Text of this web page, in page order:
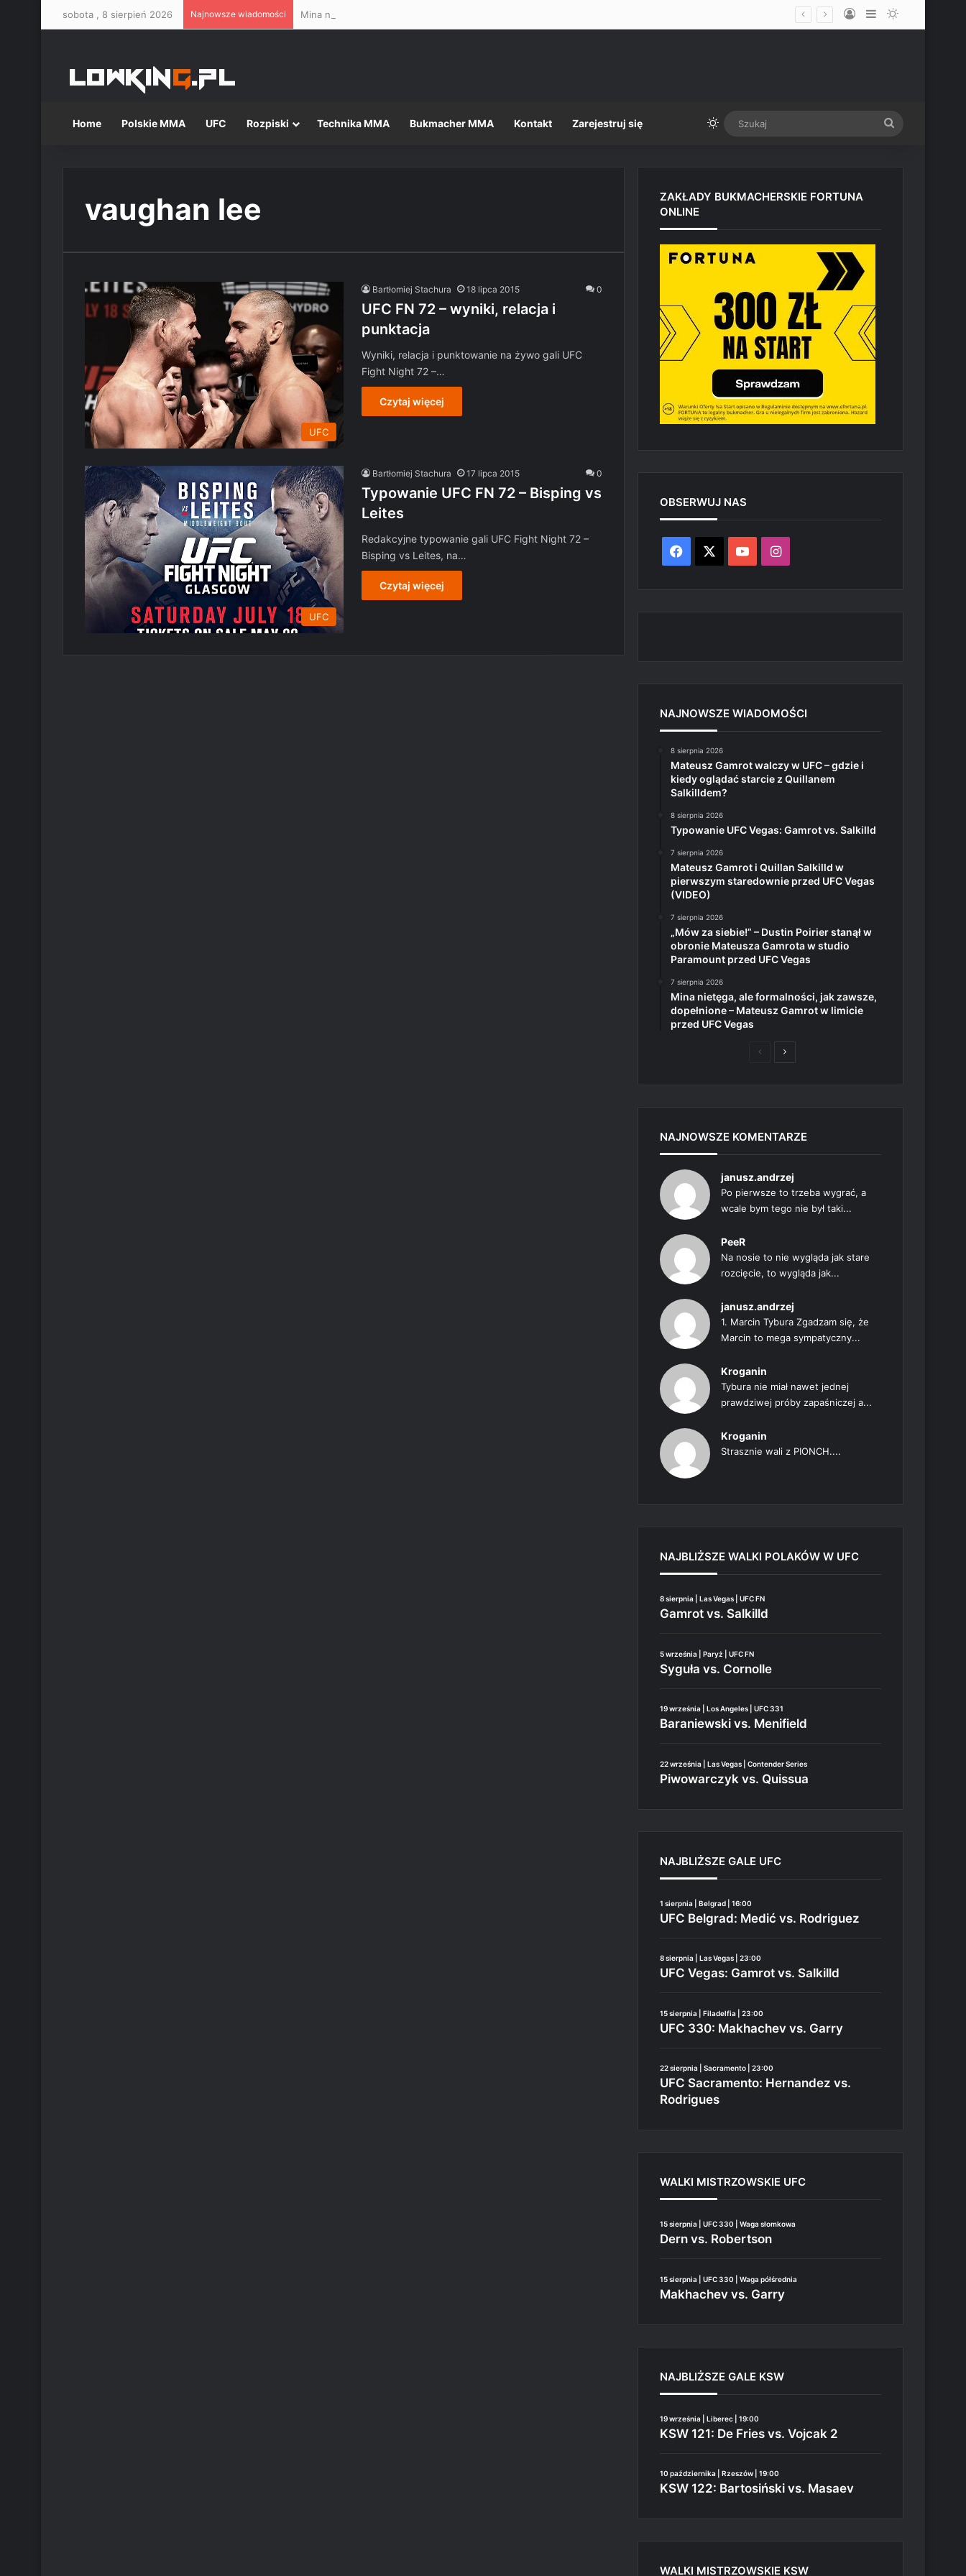
sobota , 8 sierpień 2026 Najnowsze wiadomości Mina nietęga, ale formalności, jak zawsze, dopełnione – Mateusz Gamrot w limicie przed UFC Vegas Log InSidebarSwitch skin
Home Polskie MMA UFC Rozpiski Technika MMA Bukmacher MMA Kontakt Zarejestruj się Switch skin
vaughan lee
UFC
Bartłomiej Stachura 18 lipca 2015 0
UFC FN 72 – wyniki, relacja i
punktacja
Wyniki, relacja i punktowanie na żywo gali UFC
Fight Night 72 –…
Czytaj więcej
UFC
Bartłomiej Stachura 17 lipca 2015 0
Typowanie UFC FN 72 – Bisping vs
Leites
Redakcyjne typowanie gali UFC Fight Night 72 –
Bisping vs Leites, na…
Czytaj więcej
ZAKŁADY BUKMACHERSKIE FORTUNA
ONLINE
OBSERWUJ NAS
Facebook YouTubeInstagram
NAJNOWSZE WIADOMOŚCI
8 sierpnia 2026
Mateusz Gamrot walczy w UFC – gdzie i
kiedy oglądać starcie z Quillanem
Salkilldem?
8 sierpnia 2026
Typowanie UFC Vegas: Gamrot vs. Salkilld
7 sierpnia 2026
Mateusz Gamrot i Quillan Salkilld w
pierwszym staredownie przed UFC Vegas
(VIDEO)
7 sierpnia 2026
„Mów za siebie!” – Dustin Poirier stanął w
obronie Mateusza Gamrota w studio
Paramount przed UFC Vegas
7 sierpnia 2026
Mina nietęga, ale formalności, jak zawsze,
dopełnione – Mateusz Gamrot w limicie
przed UFC Vegas
PoprzedniaNastępna
NAJNOWSZE KOMENTARZE
janusz.andrzej
Po pierwsze to trzeba wygrać, a
wcale bym tego nie był taki...
PeeR
Na nosie to nie wygląda jak stare
rozcięcie, to wygląda jak...
janusz.andrzej
1. Marcin Tybura Zgadzam się, że
Marcin to mega sympatyczny...
Kroganin
Tybura nie miał nawet jednej
prawdziwej próby zapaśniczej a...
Kroganin
Strasznie wali z PIONCH....
NAJBLIŻSZE WALKI POLAKÓW W UFC
8 sierpnia | Las Vegas | UFC FN
Gamrot vs. Salkilld
5 września | Paryż | UFC FN
Syguła vs. Cornolle
19 września | Los Angeles | UFC 331
Baraniewski vs. Menifield
22 września | Las Vegas | Contender Series
Piwowarczyk vs. Quissua
NAJBLIŻSZE GALE UFC
1 sierpnia | Belgrad | 16:00
UFC Belgrad: Medić vs. Rodriguez
8 sierpnia | Las Vegas | 23:00
UFC Vegas: Gamrot vs. Salkilld
15 sierpnia | Filadelfia | 23:00
UFC 330: Makhachev vs. Garry
22 sierpnia | Sacramento | 23:00
UFC Sacramento: Hernandez vs.
Rodrigues
WALKI MISTRZOWSKIE UFC
15 sierpnia | UFC 330 | Waga słomkowa
Dern vs. Robertson
15 sierpnia | UFC 330 | Waga półśrednia
Makhachev vs. Garry
NAJBLIŻSZE GALE KSW
19 września | Liberec | 19:00
KSW 121: De Fries vs. Vojcak 2
10 października | Rzeszów | 19:00
KSW 122: Bartosiński vs. Masaev
WALKI MISTRZOWSKIE KSW